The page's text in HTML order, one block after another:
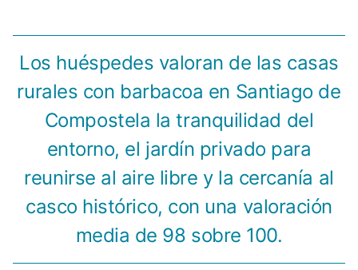
Los huéspedes valoran de las casas
rurales con barbacoa en Santiago de
Compostela la tranquilidad del
entorno, el jardín privado para
reunirse al aire libre y la cercanía al
casco histórico, con una valoración
media de 98 sobre 100.